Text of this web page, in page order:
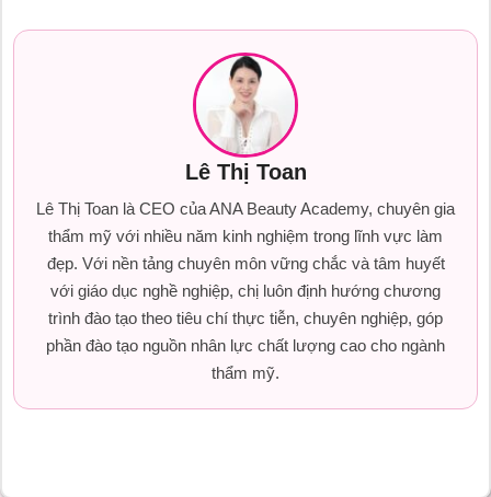
Lê Thị Toan
Lê Thị Toan là CEO của ANA Beauty Academy, chuyên gia
thẩm mỹ với nhiều năm kinh nghiệm trong lĩnh vực làm
đẹp. Với nền tảng chuyên môn vững chắc và tâm huyết
với giáo dục nghề nghiệp, chị luôn định hướng chương
trình đào tạo theo tiêu chí thực tiễn, chuyên nghiệp, góp
phần đào tạo nguồn nhân lực chất lượng cao cho ngành
thẩm mỹ.